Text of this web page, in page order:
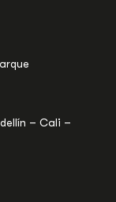
– Cali –